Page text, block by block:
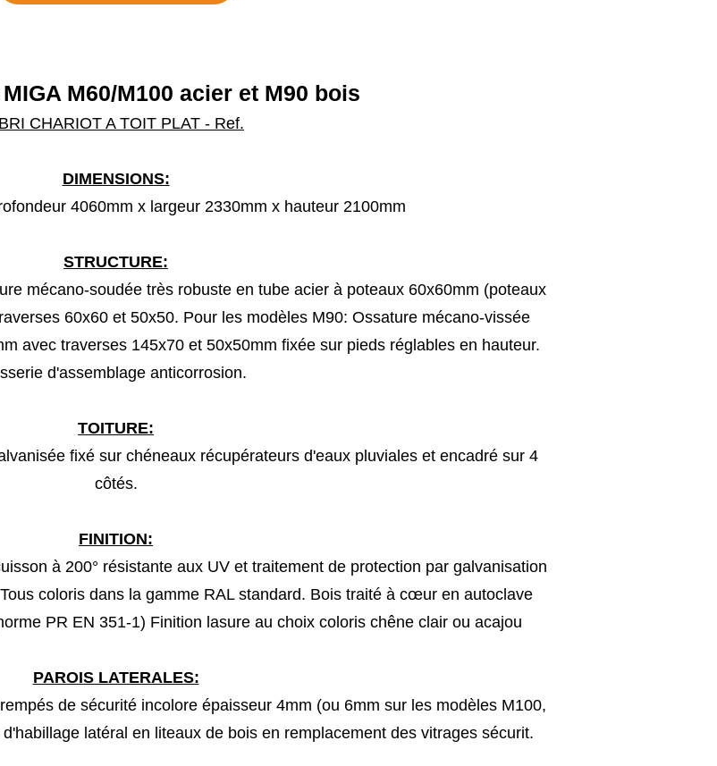
M60/M100 acier et M90 bois
CHARIOT A TOIT PLAT - Ref.
DIMENSIONS:
4060mm x largeur 2330mm x hauteur 2100mm
STRUCTURE:
mécano-soudée très robuste en tube acier à poteaux 60x60mm (poteaux
60x60 et 50x50. Pour les modèles M90: Ossature mécano-vissée
avec traverses 145x70 et 50x50mm fixée sur pieds réglables en hauteur.
d'assemblage anticorrosion.
TOITURE:
fixé sur chéneaux récupérateurs d'eaux pluviales et encadré sur 4
côtés.
FINITION:
à 200° résistante aux UV et traitement de protection par galvanisation
coloris dans la gamme RAL standard. Bois traité à cœur en autoclave
PR EN 351-1) Finition lasure au choix coloris chêne clair ou acajou
PAROIS LATERALES:
de sécurité incolore épaisseur 4mm (ou 6mm sur les modèles M100,
latéral en liteaux de bois en remplacement des vitrages sécurit.